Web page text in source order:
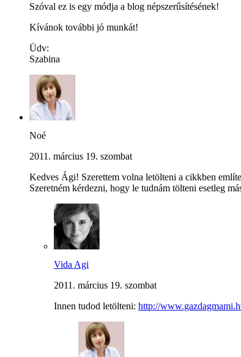
Szóval ez is egy módja a blog népszerűsítésének!
Kívánok további jó munkát!
Üdv:
Szabina
Noé
2011. március 19. szombat
Kedves Ági! Szerettem volna letölteni a cikkben
Szeretném kérdezni, hogy le tudnám tölteni esetleg
Vida Agi
2011. március 19. szombat
Innen tudod letölteni: http://